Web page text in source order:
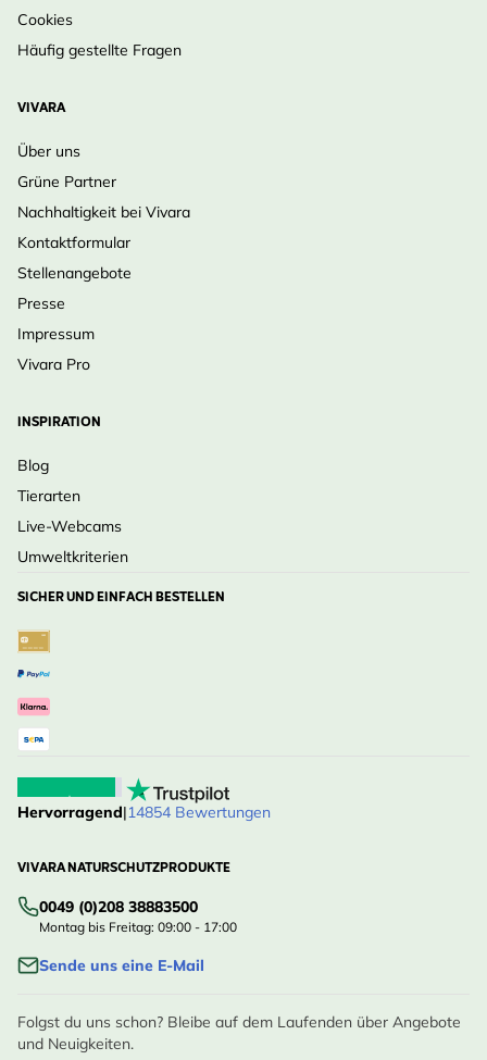
Cookies
Häufig gestellte Fragen
VIVARA
Über uns
Grüne Partner
Nachhaltigkeit bei Vivara
Kontaktformular
Stellenangebote
Presse
Impressum
Vivara Pro
INSPIRATION
Blog
Tierarten
Live-Webcams
Umweltkriterien
SICHER UND EINFACH BESTELLEN
Hervorragend|14854 Bewertungen
VIVARA NATURSCHUTZPRODUKTE
0049 (0)208 38883500
Montag bis Freitag: 09:00 - 17:00
Sende uns eine E-Mail
Folgst du uns schon? Bleibe auf dem Laufenden über Angebote
und Neuigkeiten.